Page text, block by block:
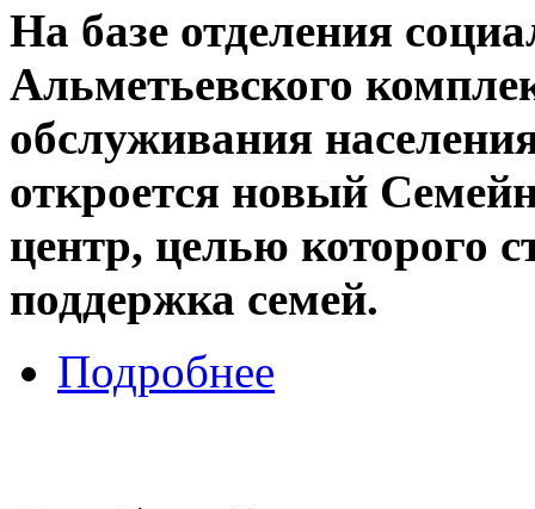
На базе отделения
Альметьевского
обслуживания
откроется новый
центр, целью которого
поддержка семей.
Подробнее